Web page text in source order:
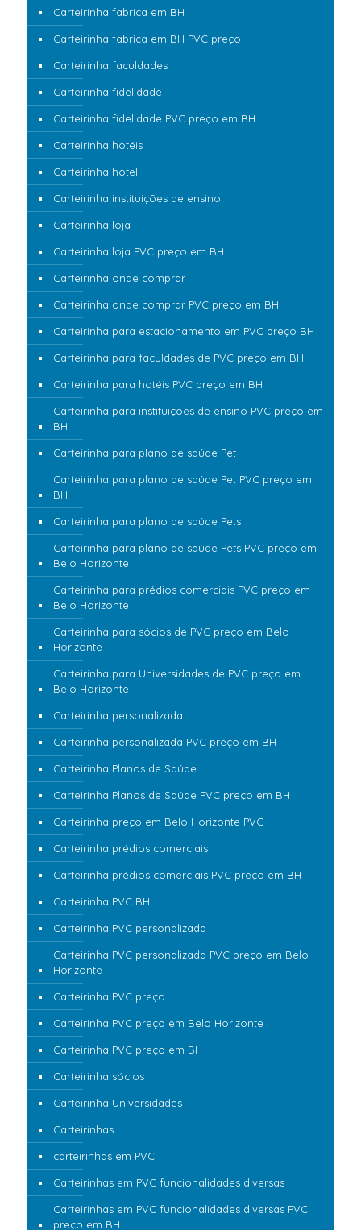
Carteirinha fabrica em BH
Carteirinha fabrica em BH PVC preço
Carteirinha faculdades
Carteirinha fidelidade
Carteirinha fidelidade PVC preço em BH
Carteirinha hotéis
Carteirinha hotel
Carteirinha instituições de ensino
Carteirinha loja
Carteirinha loja PVC preço em BH
Carteirinha onde comprar
Carteirinha onde comprar PVC preço em BH
Carteirinha para estacionamento em PVC preço BH
Carteirinha para faculdades de PVC preço em BH
Carteirinha para hotéis PVC preço em BH
Carteirinha para instituições de ensino PVC preço em
BH
Carteirinha para plano de saúde Pet
Carteirinha para plano de saúde Pet PVC preço em
BH
Carteirinha para plano de saúde Pets
Carteirinha para plano de saúde Pets PVC preço em
Belo Horizonte
Carteirinha para prédios comerciais PVC preço em
Belo Horizonte
Carteirinha para sócios de PVC preço em Belo
Horizonte
Carteirinha para Universidades de PVC preço em
Belo Horizonte
Carteirinha personalizada
Carteirinha personalizada PVC preço em BH
Carteirinha Planos de Saúde
Carteirinha Planos de Saúde PVC preço em BH
Carteirinha preço em Belo Horizonte PVC
Carteirinha prédios comerciais
Carteirinha prédios comerciais PVC preço em BH
Carteirinha PVC BH
Carteirinha PVC personalizada
Carteirinha PVC personalizada PVC preço em Belo
Horizonte
Carteirinha PVC preço
Carteirinha PVC preço em Belo Horizonte
Carteirinha PVC preço em BH
Carteirinha sócios
Carteirinha Universidades
Carteirinhas
carteirinhas em PVC
Carteirinhas em PVC funcionalidades diversas
Carteirinhas em PVC funcionalidades diversas PVC
preço em BH